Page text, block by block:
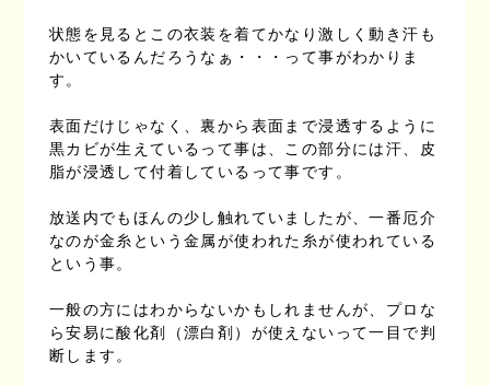
状態を見るとこの衣装を着てかなり激しく動き汗も
かいているんだろうなぁ・・・って事がわかりま
す。
表面だけじゃなく、裏から表面まで浸透するように
黒カビが生えているって事は、この部分には汗、皮
脂が浸透して付着しているって事です。
放送内でもほんの少し触れていましたが、一番厄介
なのが金糸という金属が使われた糸が使われている
という事。
一般の方にはわからないかもしれませんが、プロな
ら安易に酸化剤（漂白剤）が使えないって一目で判
断します。